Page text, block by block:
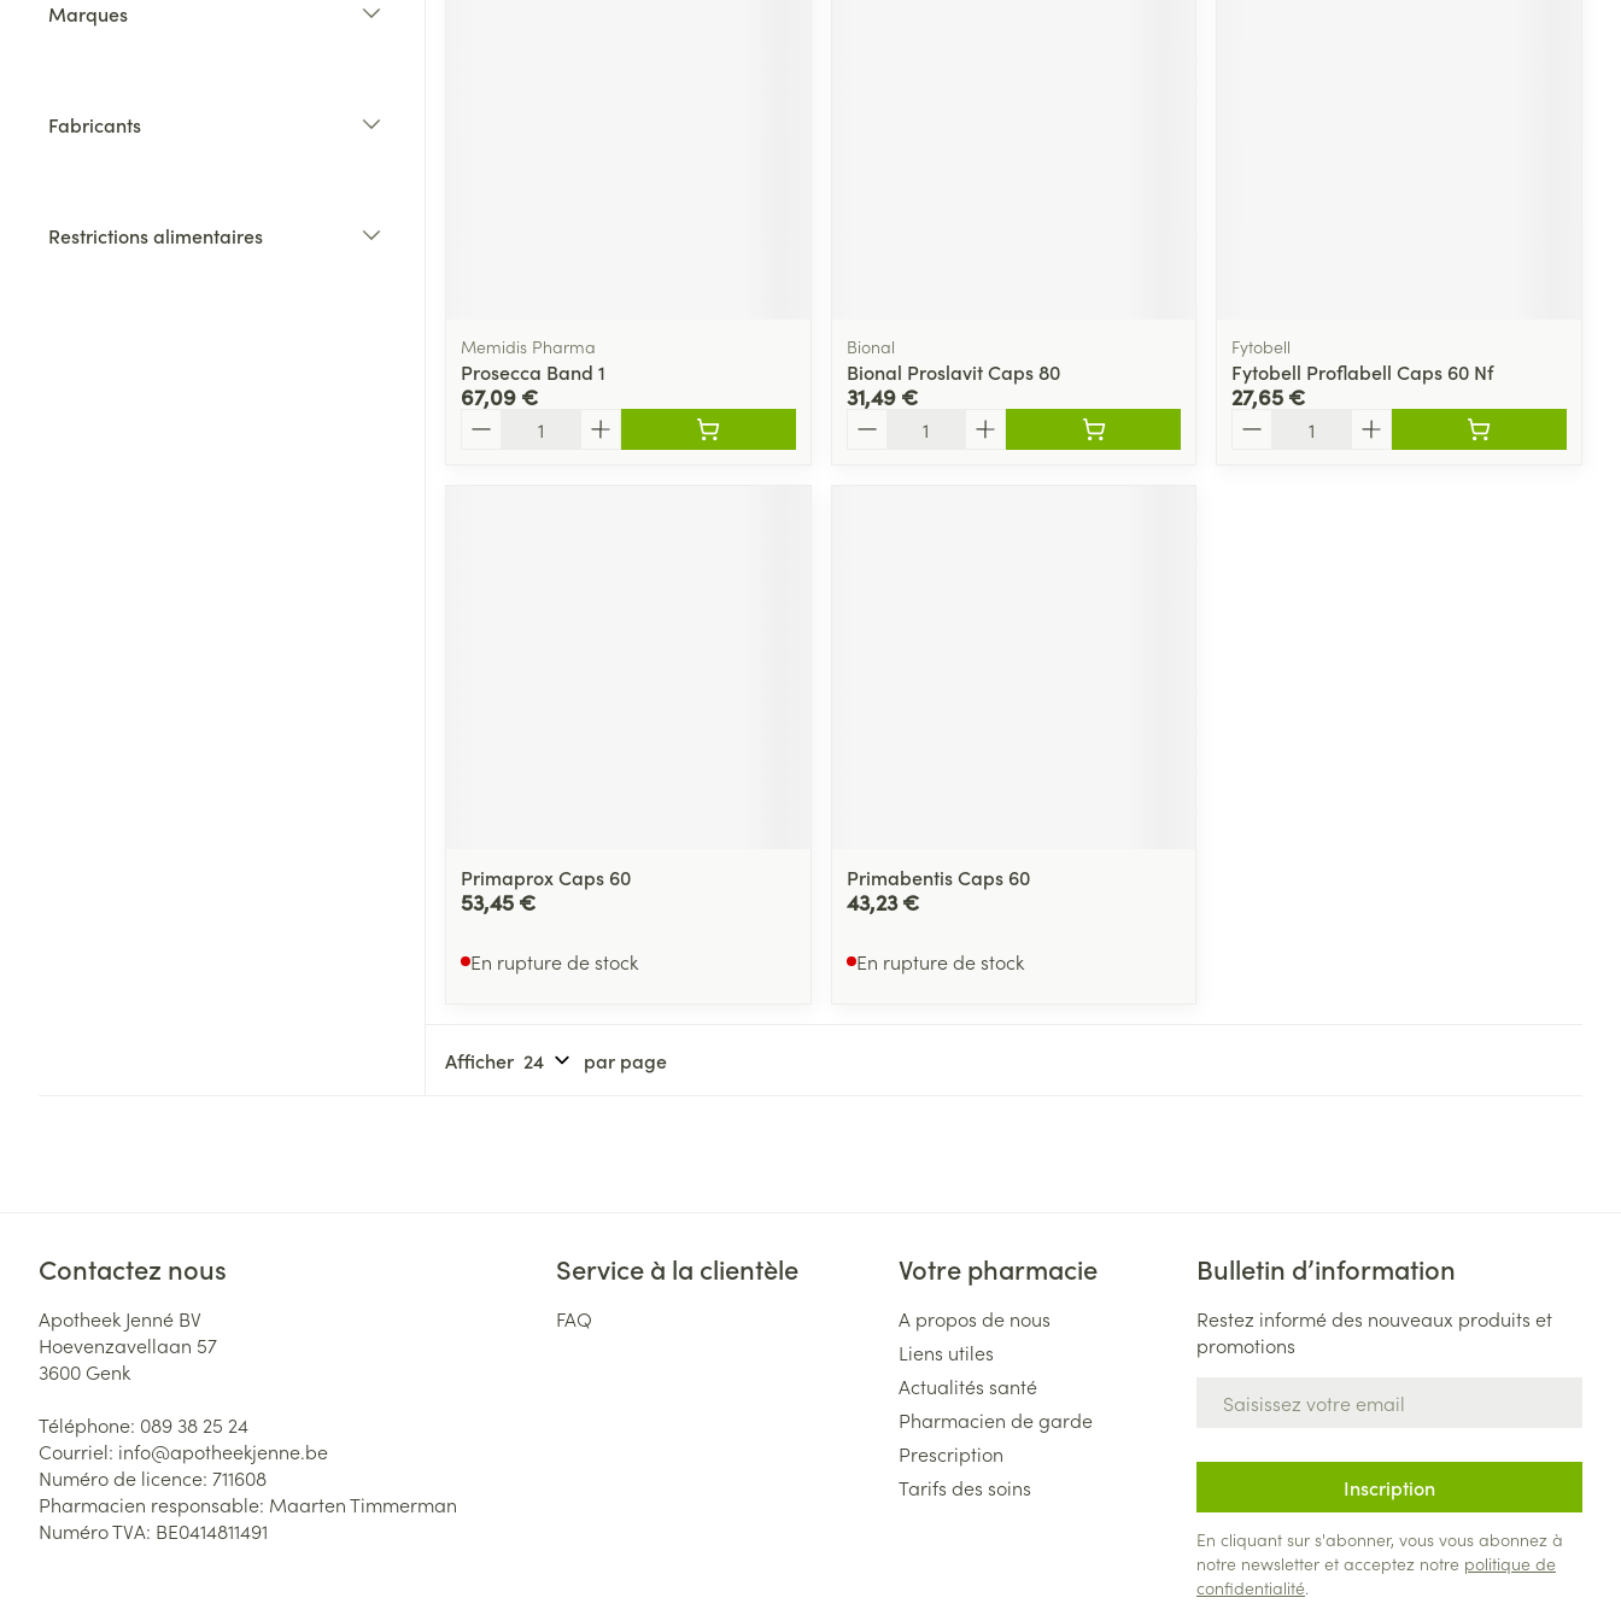
Marques
Fabricants
Restrictions alimentaires
Memidis Pharma
Prosecca Band 1
67,09 €
Bional
Bional Proslavit Caps 80
31,49 €
Fytobell
Fytobell Proflabell Caps 60 Nf
27,65 €
Primaprox Caps 60
53,45 €
En rupture de stock
Primabentis Caps 60
43,23 €
En rupture de stock
Afficher par page
Contactez nous
Apotheek Jenné BV
Hoevenzavellaan 57
3600 Genk
Téléphone: 089 38 25 24
Courriel: info@apotheekjenne.be
Numéro de licence: 711608
Pharmacien responsable: Maarten Timmerman
Numéro TVA: BE0414811491
Service à la clientèle
FAQ
Votre pharmacie
A propos de nous
Liens utiles
Actualités santé
Pharmacien de garde
Prescription
Tarifs des soins
Bulletin d’information
Restez informé des nouveaux produits et
promotions
Inscription
En cliquant sur s'abonner, vous vous abonnez à
notre newsletter et acceptez notre politique de
confidentialité.